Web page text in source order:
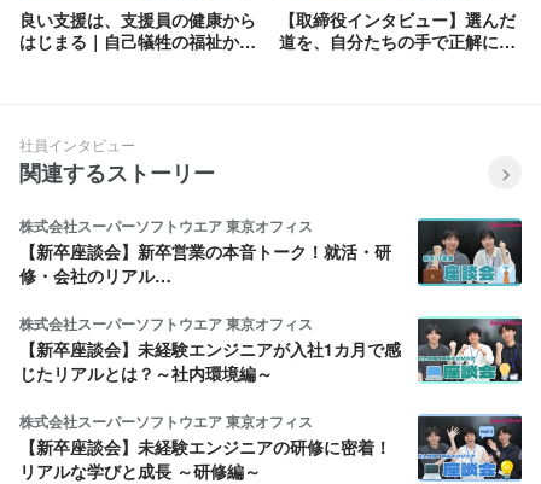
良い支援は、支援員の健康から
はじまる｜自己犠牲の福祉か
【取締役インタビュー】選んだ
道を、自分たちの手で正解にす
社員インタビュー
関連するストーリー
株式会社スーパーソフトウエア 東京オフィス
【新卒座談会】新卒営業の本音トーク！就活・研
修・会社のリアル…
株式会社スーパーソフトウエア 東京オフィス
【新卒座談会】未経験エンジニアが入社1カ月で感
じたリアルとは？～社内環境編～
株式会社スーパーソフトウエア 東京オフィス
【新卒座談会】未経験エンジニアの研修に密着！
リアルな学びと成長 ～研修編～